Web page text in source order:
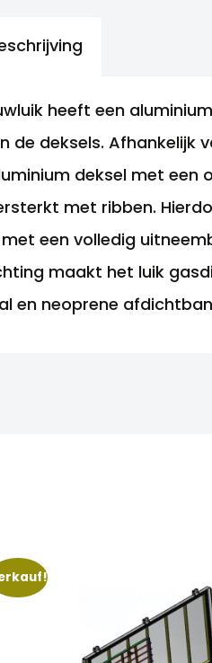
heeft een
de deksels. Afhankelijk
deksel met
met ribben.
een volledig
maakt het luik
en neoprene